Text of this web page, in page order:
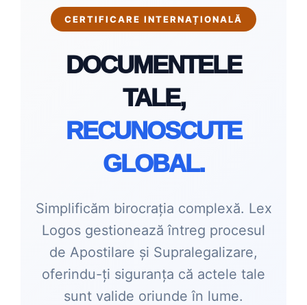
CERTIFICARE INTERNAȚIONALĂ
DOCUMENTELE
TALE,
RECUNOSCUTE
GLOBAL.
Simplificăm birocrația complexă. Lex
Logos gestionează întreg procesul
de Apostilare și Supralegalizare,
oferindu-ți siguranța că actele tale
sunt valide oriunde în lume.